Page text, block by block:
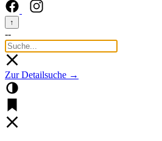
↑
--
Zur Detailsuche →